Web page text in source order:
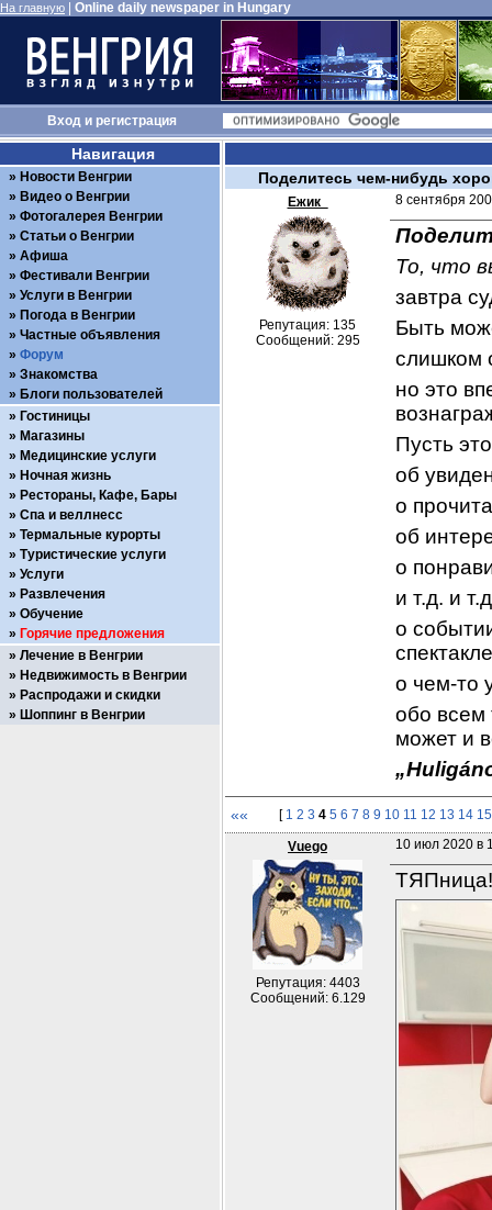
На главную Online daily newspaper in Hungary
Входи регистрация
Поделитесь чем-нибудь
Ежик_
Репутация: 135
Сообщений: 295
8 сентября
То, что
завтра
Быть
слишком
но это
Пусть
об
о
об
о
и т.д. и
о
о чем-то
обо всем
может и
«« [ 1 2 3 4 5 6 7 8 9 10 11 12 13 14 15
Vuego
Репутация: 4403
Сообщений: 6.129
10 июл 2020 в
Навигация
Новости Венгрии
Видео о Венгрии
Фотогалерея Венгрии
Статьи о Венгрии
Афиша
Фестивали Венгрии
Услуги в Венгрии
Погода в Венгрии
Частные объявления
Форум
Знакомства
Блоги пользователей
Гостиницы
Магазины
Медицинские услуги
Ночная жизнь
Рестораны, Кафе, Бары
Спа и веллнесс
Термальные курорты
Туристические услуги
Услуги
Развлечения
Обучение
Горячие предложения
Лечение в Венгрии
Недвижимость в Венгрии
Распродажи и скидки
Шоппинг в Венгрии